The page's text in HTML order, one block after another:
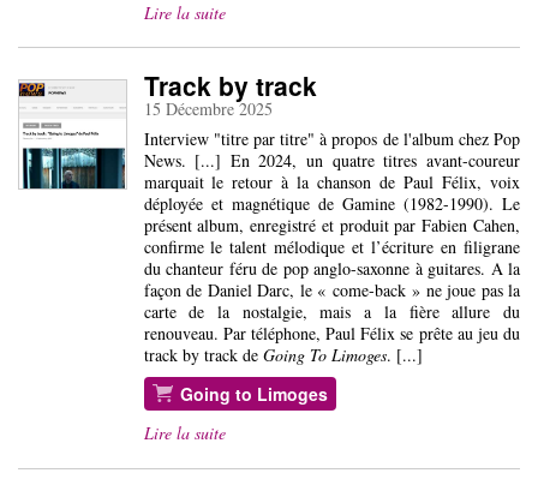
Lire la suite
Track by track
15 Décembre 2025
Interview "titre par titre" à propos de l'album chez Pop
News. [...] En 2024, un quatre titres avant-coureur
marquait le retour à la chanson de Paul Félix, voix
déployée et magnétique de Gamine (1982-1990). Le
présent album, enregistré et produit par Fabien Cahen,
confirme le talent mélodique et l’écriture en filigrane
du chanteur féru de pop anglo-saxonne à guitares. A la
façon de Daniel Darc, le « come-back » ne joue pas la
carte de la nostalgie, mais a la fière allure du
renouveau. Par téléphone, Paul Félix se prête au jeu du
track by track de Going To Limoges. [...]
Going to Limoges
Lire la suite